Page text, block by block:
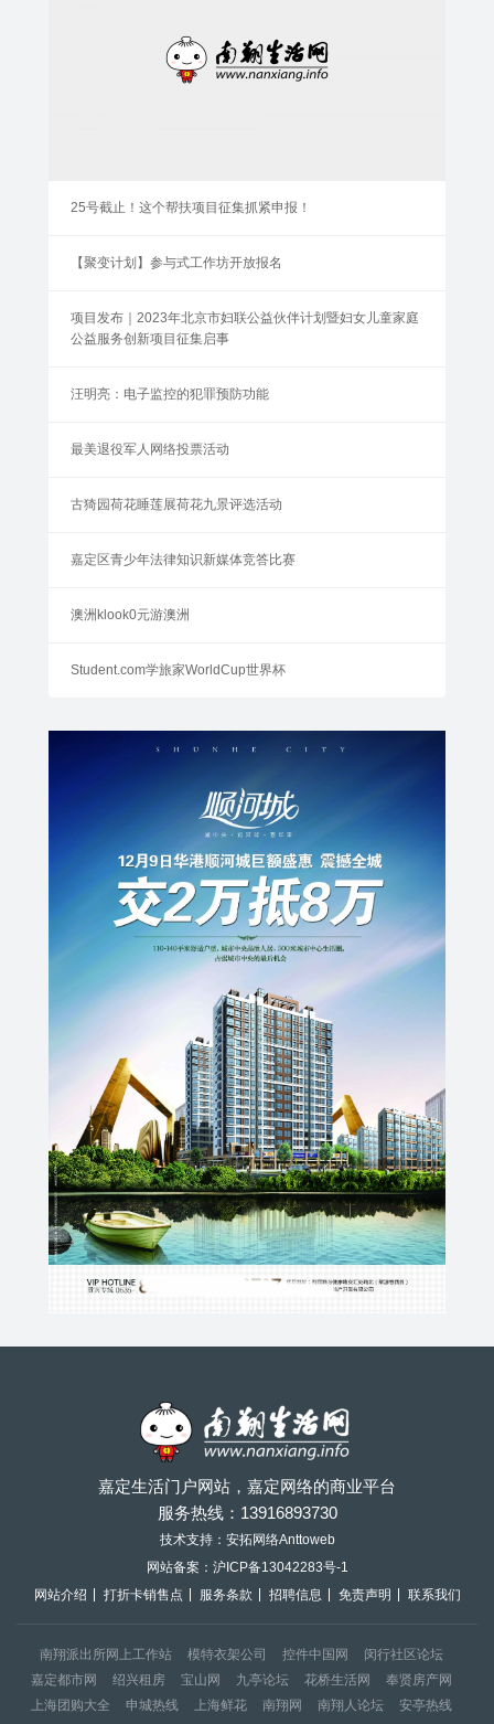
25号截止！这个帮扶项目征集抓紧申报！
【聚变计划】参与式工作坊开放报名
项目发布｜2023年北京市妇联公益伙伴计划暨妇女儿童家庭
公益服务创新项目征集启事
汪明亮：电子监控的犯罪预防功能
最美退役军人网络投票活动
古猗园荷花睡莲展荷花九景评选活动
嘉定区青少年法律知识新媒体竞答比赛
澳洲klook0元游澳洲
Student.com学旅家WorldCup世界杯
嘉定生活门户网站，嘉定网络的商业平台
服务热线： 13916893730
技术支持：安拓网络Anttoweb
网站备案： 沪ICP备13042283号-1
网站介绍
打折卡销售点 服务条款 招聘信息 免责声明 联系我们
南翔派出所网上工作站 模特衣架公司 控件中国网
闵行社区论坛
嘉定都市网
绍兴租房 宝山网 九亭论坛 花桥生活网
奉贤房产网
上海团购大全
申城热线 上海鲜花 南翔网 南翔人论坛
安亭热线